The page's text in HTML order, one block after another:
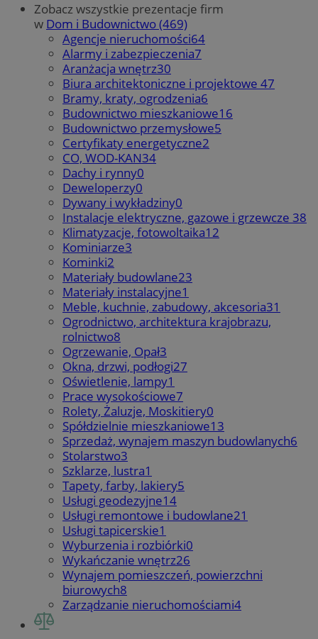
Zobacz wszystkie prezentacje firm
w Dom i Budownictwo (469)
Agencje nieruchomości64
Alarmy i zabezpieczenia7
Aranżacja wnętrz30
Biura architektoniczne i projektowe 47
Bramy, kraty, ogrodzenia6
Budownictwo mieszkaniowe16
Budownictwo przemysłowe5
Certyfikaty energetyczne2
CO, WOD-KAN34
Dachy i rynny0
Deweloperzy0
Dywany i wykładziny0
Instalacje elektryczne, gazowe i grzewcze 38
Klimatyzacje, fotowoltaika12
Kominiarze3
Kominki2
Materiały budowlane23
Materiały instalacyjne1
Meble, kuchnie, zabudowy, akcesoria31
Ogrodnictwo, architektura krajobrazu,
rolnictwo8
Ogrzewanie, Opał3
Okna, drzwi, podłogi27
Oświetlenie, lampy1
Prace wysokościowe7
Rolety, Żaluzje, Moskitiery0
Spółdzielnie mieszkaniowe13
Sprzedaż, wynajem maszyn budowlanych6
Stolarstwo3
Szklarze, lustra1
Tapety, farby, lakiery5
Usługi geodezyjne14
Usługi remontowe i budowlane21
Usługi tapicerskie1
Wyburzenia i rozbiórki0
Wykańczanie wnętrz26
Wynajem pomieszczeń, powierzchni
biurowych8
Zarządzanie nieruchomościami4